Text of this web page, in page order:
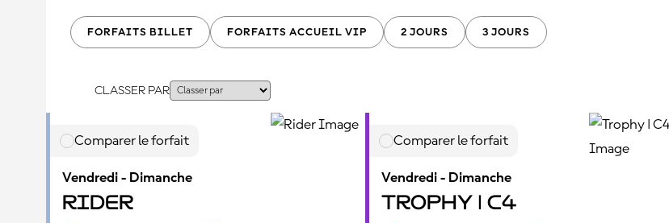
FORFAITS BILLET FORFAITS ACCUEIL VIP 2 JOURS 3 JOURS
CLASSER PAR
Comparer le forfait
Vendredi - Dimanche
Rider
Comparer le forfait
Vendredi - Dimanche
Trophy | C4